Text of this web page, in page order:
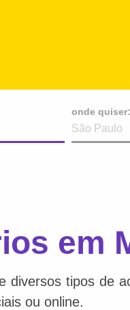
onde quiser:
em
diversos tipos de
ou online.